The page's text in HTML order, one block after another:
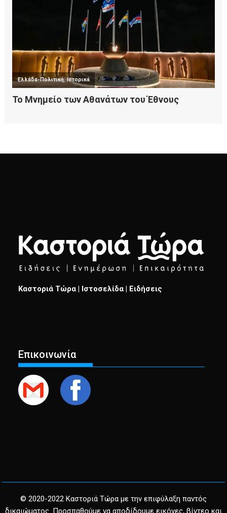
Καστοριά Τώρα | Ιστοσελίδα | Ειδήσεις
Επικοινωνία
© 2020-2022 Καστοριά Τώρα με την επιφύλαξη παντός
δικαιώματος. Προσπαθούμε να αποδίδουμε εικόνες, βίντεο και